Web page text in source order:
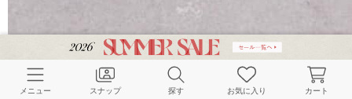
メニュー スナップ 探す お気に入り カート